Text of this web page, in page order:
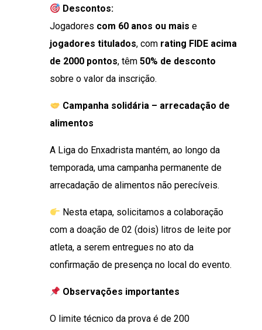
Descontos:
Jogadores com 60 anos ou mais e
jogadores titulados, com rating FIDE acima
de 2000 pontos, têm50% de desconto
sobre o valor da inscrição.
Campanha solidária – arrecadação de
alimentos
A Liga do Enxadrista mantém, ao longo da
temporada, uma campanha permanente de
arrecadação de alimentos não perecíveis.
Nesta etapa, solicitamos a colaboração
com a doação de 02 (dois) litros de leite por
atleta, a serem entregues no ato da
confirmação de presença no local do evento.
Observações importantes
O limite técnico da prova é de 200